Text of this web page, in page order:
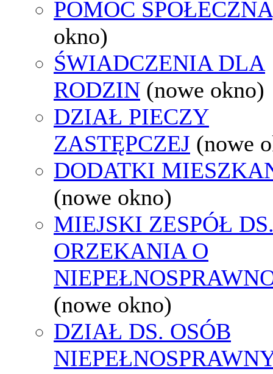
POMOC SPOŁECZNA
okno)
ŚWIADCZENIA DLA
RODZIN (nowe okno)
DZIAŁ PIECZY
ZASTĘPCZEJ (nowe
DODATKI
(nowe okno)
MIEJSKI ZESPÓŁ
ORZEKANIA O
(nowe okno)
DZIAŁ DS. OSÓB